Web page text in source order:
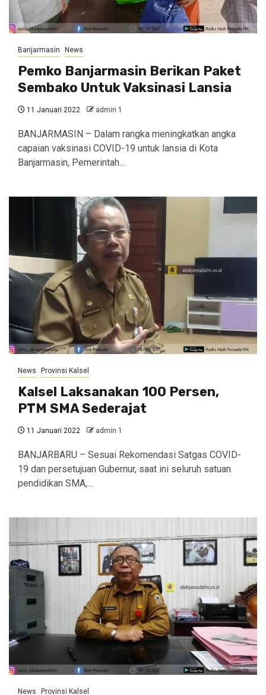
Banjarmasin News
Pemko Banjarmasin Berikan Paket
Sembako Untuk Vaksinasi Lansia
11 Januari 2022 admin 1
BANJARMASIN – Dalam rangka meningkatkan angka
capaian vaksinasi COVID-19 untuk lansia di Kota
Banjarmasin, Pemerintah…
News Provinsi Kalsel
Kalsel Laksanakan 100 Persen,
PTM SMA Sederajat
11 Januari 2022 admin 1
BANJARBARU – Sesuai Rekomendasi Satgas COVID-
19 dan persetujuan Gubernur, saat ini seluruh satuan
pendidikan SMA,…
News Provinsi Kalsel